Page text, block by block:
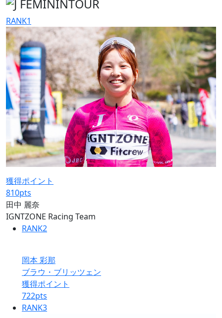
RANK1
獲得ポイント
810pts
田中 麗奈
IGNTZONE Racing Team
RANK2
岡本 彩那
ブラウ・ブリッツェン
獲得ポイント
722pts
RANK3